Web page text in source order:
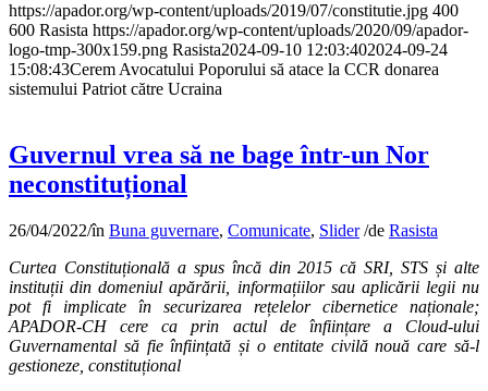
https://apador.org/wp-content/uploads/2019/07/constitutie.jpg 400
600 Rasista https://apador.org/wp-content/uploads/2020/09/apador-
logo-tmp-300x159.png Rasista2024-09-10 12:03:402024-09-24
15:08:43Cerem Avocatului Poporului să atace la CCR donarea
sistemului Patriot către Ucraina
Guvernul vrea să ne bage într-un Nor
neconstituțional
26/04/2022/în Buna guvernare, Comunicate, Slider /de Rasista
Curtea Constituțională a spus încă din 2015 că SRI, STS și alte
instituții din domeniul apărării, informațiilor sau aplicării legii nu
pot fi implicate în securizarea rețelelor cibernetice naționale;
APADOR-CH cere ca prin actul de înființare a Cloud-ului
Guvernamental să fie înființată și o entitate civilă nouă care să-l
gestioneze, constituțional